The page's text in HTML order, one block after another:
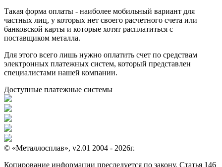
Такая форма оплаты - наиболее мобильный вариант для
частных лиц, у которых нет своего расчетного счета или
банковской карты и которые хотят расплатиться с
поставщиком металла.
Для этого всего лишь нужно оплатить счет по средствам
электронных платежных систем, который представлен
специалистами нашей компании.
Доступные платежные системы
© «Металлосплав», v2.01 2004 - 2026г.
Копирование информации преследуется по закону. Статья 146